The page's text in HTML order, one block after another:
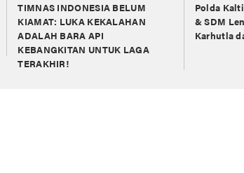
TIMNAS INDONESIA BELUM
KIAMAT: LUKA KEKALAHAN
ADALAH BARA API
KEBANGKITAN UNTUK LAGA
TERAKHIR!
Polda
& SDM
Karhutla